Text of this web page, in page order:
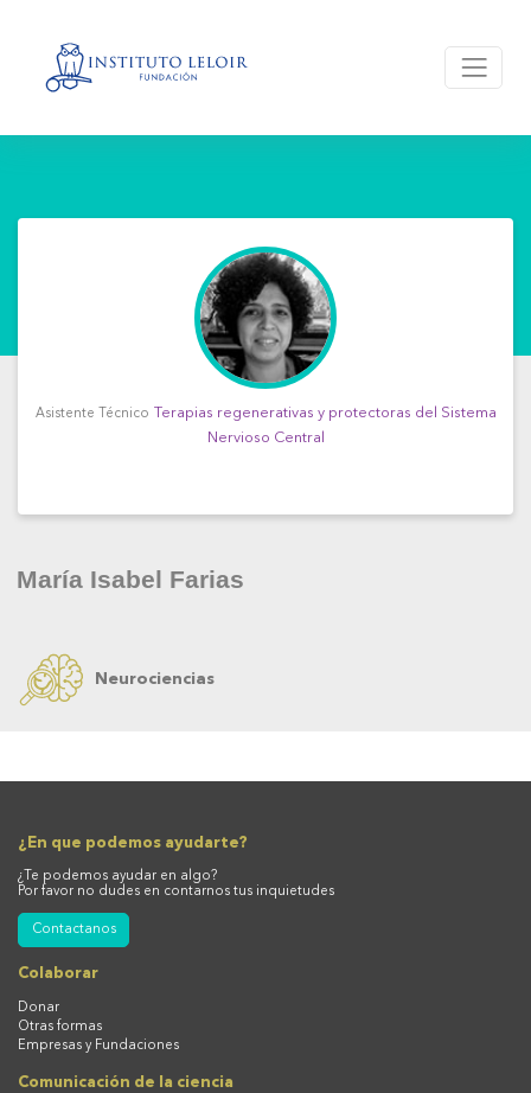
Asistente Técnico Terapias regenerativas y protectoras del Sistema
Nervioso Central
María Isabel Farias
Neurociencias
¿En que podemos ayudarte?
¿Te podemos ayudar en algo?
Por favor no dudes en contarnos tus inquietudes
Contactanos
Colaborar
Donar
Otras formas
Empresas y Fundaciones
Comunicación de la ciencia